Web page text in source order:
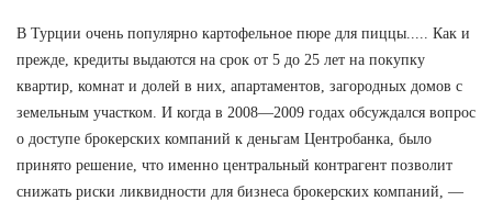
В Турции очень популярно картофельное пюре для пиццы..... Как и
прежде, кредиты выдаются на срок от 5 до 25 лет на покупку
квартир, комнат и долей в них, апартаментов, загородных домов с
земельным участком. И когда в 2008—2009 годах обсуждался вопрос
о доступе брокерских компаний к деньгам Центробанка, было
принято решение, что именно центральный контрагент позволит
снижать риски ликвидности для бизнеса брокерских компаний, —